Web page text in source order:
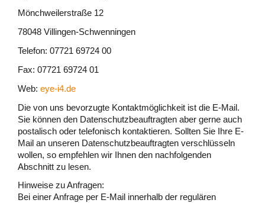
Mönchweilerstraße 12
78048 Villingen-Schwenningen
Telefon: 07721 69724 00
Fax: 07721 69724 01
Web: eye-i4.de
Die von uns bevorzugte Kontaktmöglichkeit ist die E-Mail.
Sie können den Datenschutzbeauftragten aber gerne auch
postalisch oder telefonisch kontaktieren. Sollten Sie Ihre E-
Mail an unseren Datenschutzbeauftragten verschlüsseln
wollen, so empfehlen wir Ihnen den nachfolgenden
Abschnitt zu lesen.
Hinweise zu Anfragen:
Bei einer Anfrage per E-Mail innerhalb der regulären